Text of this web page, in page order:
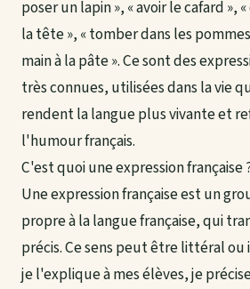
poser un lapin », « avoir le cafard »,
la tête », « tomber dans les
main à la pâte ». Ce sont des
très connues, utilisées dans la vie
rendent la langue plus vivante et
l'humour français.
C'est quoi une expression française
Une expression française est un
propre à la langue française, qui
précis. Ce sens peut être littéral ou
je l'explique à mes élèves, je